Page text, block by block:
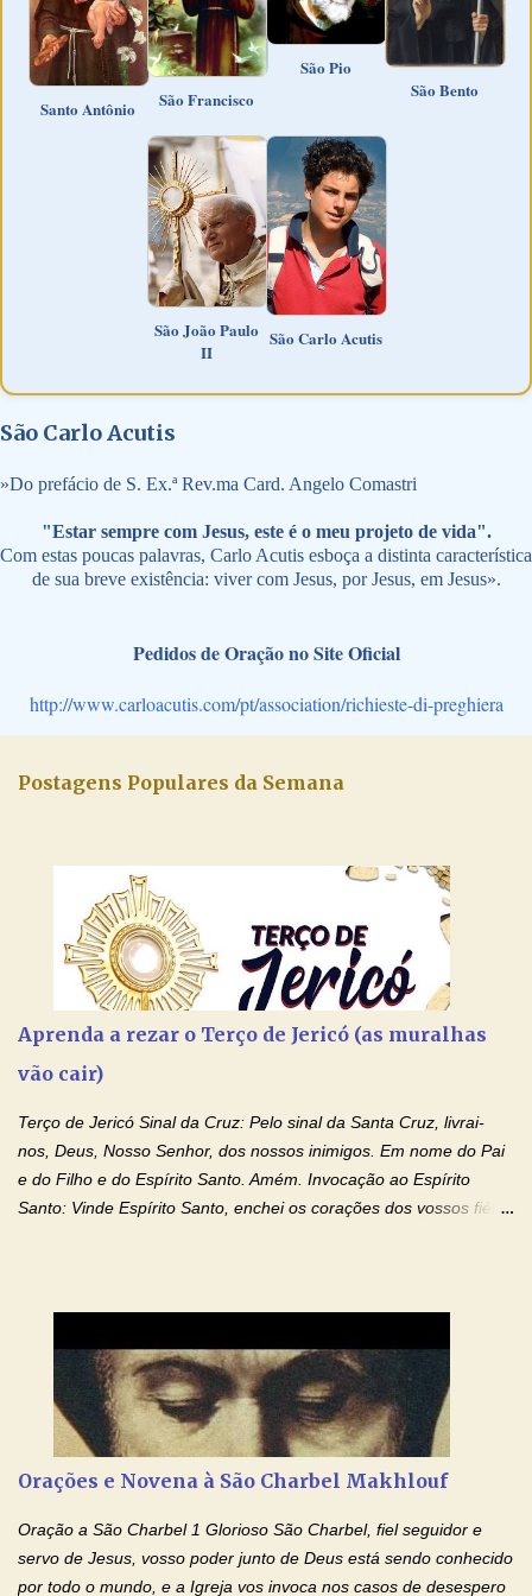
Santo Antônio São Francisco
São Pio
São Bento
São João Paulo
II
São Carlo Acutis
São Carlo Acutis
»Do prefácio de S. Ex.ª Rev.ma Card. Angelo Comastri
"Estar sempre com Jesus, este é o meu projeto de vida".
Com estas poucas palavras, Carlo Acutis esboça a distinta característica
de sua breve existência: viver com Jesus, por Jesus, em Jesus».
Pedidos de Oração no Site Oficial
http://www.carloacutis.com/pt/association/richieste-di-preghiera
Postagens Populares da Semana
Aprenda a rezar o Terço de Jericó (as muralhas
vão cair)
Terço de Jericó Sinal da Cruz: Pelo sinal da Santa Cruz, livrai-
nos, Deus, Nosso Senhor, dos nossos inimigos. Em nome do Pai
e do Filho e do Espírito Santo. Amém. Invocação ao Espírito
Santo: Vinde Espírito Santo, enchei os corações dos vossos fiéis
o mesmo Espírito e gozemos sempre da sua consolação. Por
Cristo, Senhor Nosso. Amém. Creio: Creio em Deus Pai Todo-
Poderoso, Criador do céu e da terra; e em Jesus Cristo, seu
único Filho, nosso Senhor; que foi concebido pelo poder do Espí­
foi crucificado, morto e sepultado. Desceu à mansão dos mortos;
ressuscitou ao terceiro dia; subiu aos céus, está sentado à direita
de Deus Pai todo-poderoso, donde há de vir a julgar os v...
Orações e Novena à São Charbel Makhlouf
Oração a São Charbel 1 Glorioso São Charbel, fiel seguidor e
servo de Jesus, vosso poder junto de Deus está sendo conhecido
por todo o mundo, e a Igreja vos invoca nos casos de desespero